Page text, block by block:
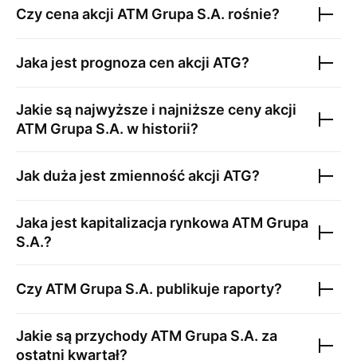
Czy cena akcji ATM Grupa S.A. rośnie?
Jaka jest prognoza cen akcji ATG?
Jakie są najwyższe i najniższe ceny akcji
ATM Grupa S.A. w historii?
Jak duża jest zmienność akcji ATG?
Jaka jest kapitalizacja rynkowa ATM Grupa
S.A.?
Czy ATM Grupa S.A. publikuje raporty?
Jakie są przychody ATM Grupa S.A. za
ostatni kwartał?